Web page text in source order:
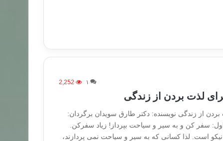
۱ 2,252
لذت بردن از زندگی
بردن از زندگی نویسنده: دکتر طارق سویدان برگردان:
سفر کن و به سیر و سیاحت بپرداز! زیاد سفرکن.
نیکو است. لذا کسانی که به سیر و سیاحت نمی پردازند،